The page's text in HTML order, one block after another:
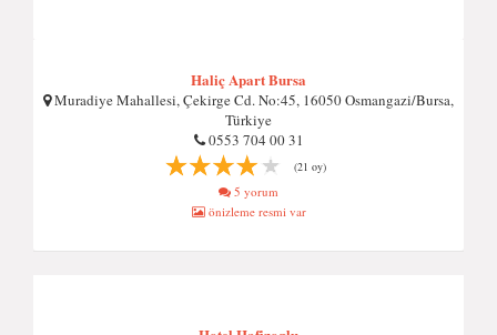
Haliç Apart Bursa
Muradiye Mahallesi, Çekirge Cd. No:45, 16050 Osmangazi/Bursa,
Türkiye
0553 704 00 31
(21 oy)
5 yorum
önizleme resmi var